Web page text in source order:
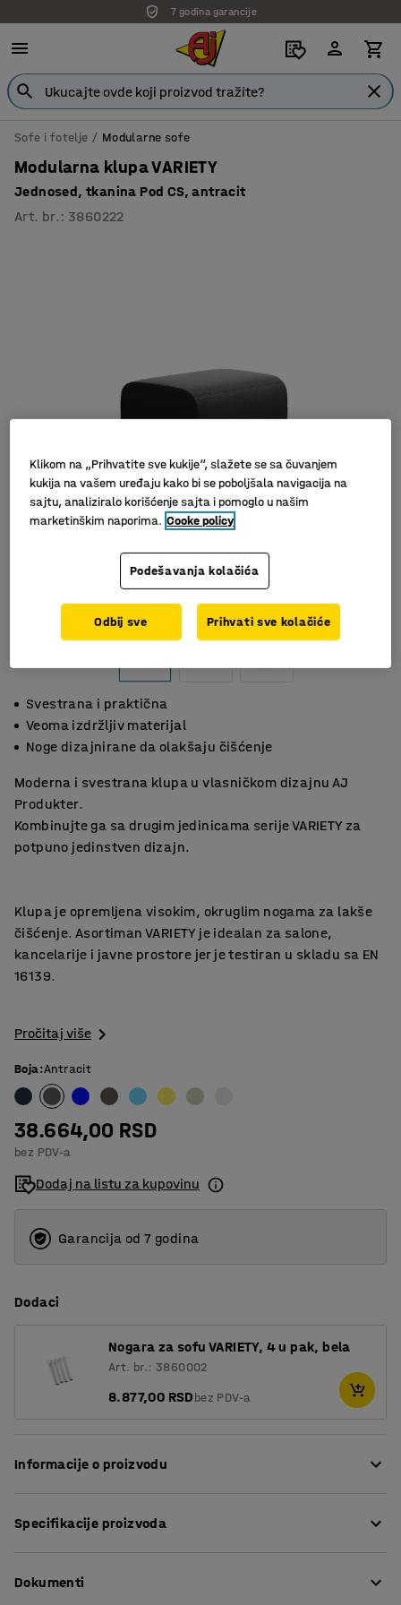
7 godina garancije
Sofe i fotelje Modularne sofe
Modularna klupa VARIETY
Jednosed, tkanina Pod CS, antracit
Art. br. : 3860222
Svestrana i praktična
Veoma izdržljiv materijal
Noge dizajnirane da olakšaju čišćenje
Moderna i svestrana klupa u vlasničkom dizajnu AJ
Produkter.
Kombinujte ga sa drugim jedinicama serije VARIETY za
potpuno jedinstven dizajn.
Klupa je opremljena visokim, okruglim nogama za lakše
čišćenje. Asortiman VARIETY je idealan za salone,
kancelarije i javne prostore jer je testiran u skladu sa EN
16139.
Pročitaj više
Boja:Antracit
38.664,00 RSD
bez PDV-a
Dodaj na listu za kupovinu
Garancija od 7 godina
Dodaci
Nogara za sofu VARIETY, 4 u pak, bela
Art. br.: 3860002
8.877,00 RSDbez PDV-a
Informacije o proizvodu
izdržljivom tkaninom, što je čini savršenom za javna
Specifikacije proizvoda
Dubina sedišta
Dokumenti
Klikom na „Prihvatite sve kukije“, slažete se sa čuvanjem
kukija na vašem uređaju kako bi se poboljšala navigacija na
sajtu, analiziralo korišćenje sajta i pomoglo u našim
marketinškim naporima. Cooke policy
Podešavanja kolačića
Odbij sve Prihvati sve kolačiće